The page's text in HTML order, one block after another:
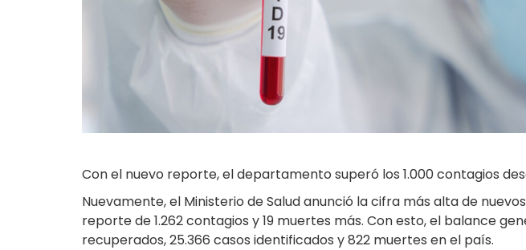
Con el nuevo reporte, el departamento superó los 1.000 contagios
Nuevamente, el Ministerio de Salud anunció la cifra más alta de
reporte de 1.262 contagios y 19 muertes más. Con esto, el balance
recuperados, 25.366 casos identificados y 822 muertes en el país.